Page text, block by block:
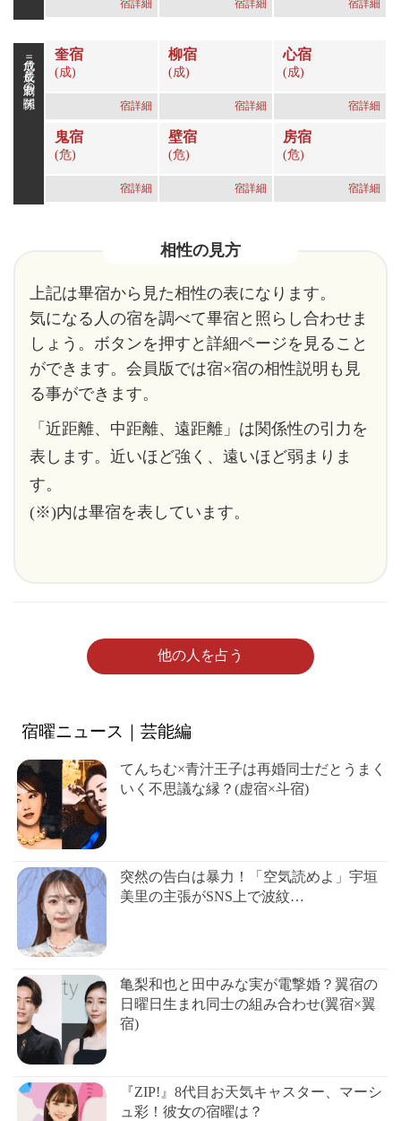
成危＝成長と刺激の関係
宿詳細 宿詳細 宿詳細
奎宿
(成)
宿詳細
柳宿
(成)
宿詳細
心宿
(成)
宿詳細
鬼宿
(危)
宿詳細
壁宿
(危)
宿詳細
房宿
(危)
宿詳細
相性の見方
上記は畢宿から見た相性の表になります。
気になる人の宿を調べて畢宿と照らし合わせま
しょう。ボタンを押すと詳細ページを見ること
ができます。会員版では宿×宿の相性説明も見
る事ができます。
「近距離、中距離、遠距離」は関係性の引力を
表します。近いほど強く、遠いほど弱まりま
す。
(※)内は畢宿を表しています。
他の人を占う
宿曜ニュース｜芸能編
てんちむ×青汁王子は再婚同士だとうまく
いく不思議な縁？(虚宿×斗宿)
突然の告白は暴力！「空気読めよ」宇垣
美里の主張がSNS上で波紋…
亀梨和也と田中みな実が電撃婚？翼宿の
日曜日生まれ同士の組み合わせ(翼宿×翼
宿)
『ZIP!』8代目お天気キャスター、マーシ
ュ彩！彼女の宿曜は？